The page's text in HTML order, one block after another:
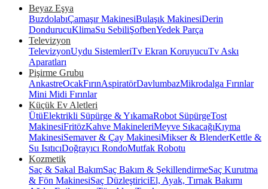
Beyaz Eşya
BuzdolabıÇamaşır MakinesiBulaşık MakinesiDerin
DondurucuKlimaSu SebiliŞofbenYedek Parça
Televizyon
TelevizyonUydu SistemleriTv Ekran KoruyucuTv Askı
Aparatları
Pişirme Grubu
AnkastreOcakFırınAspiratörDavlumbazMikrodalga Fırınlar
Mini Midi Fırınlar
Küçük Ev Aletleri
ÜtüElektrikli Süpürge & YıkamaRobot SüpürgeTost
MakinesiFritözKahve MakineleriMeyve SıkacağıKıyma
MakinesiSemaver & Çay MakinesiMikser & BlenderKettle &
Su IsıtıcıDoğrayıcı RondoMutfak Robotu
Kozmetik
Saç & Sakal BakımSaç Bakım & ŞekillendirmeSaç Kurutma
& Fön MakinesiSaç DüzleştiriciEl, Ayak, Tırnak Bakımı